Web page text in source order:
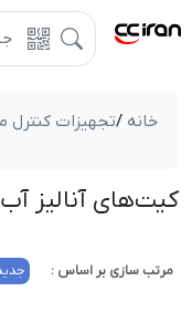
خانه /تجهیزات کنترل
کیت‌های آنالیز آب
مرتب سازی بر اساس :